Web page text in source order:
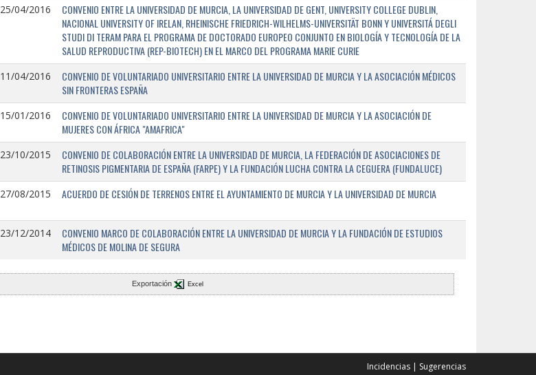
25/04/2016
CONVENIO ENTRE LA UNIVERSIDAD DE MURCIA, LA UNIVERSIDAD DE GENT, UNIVERSITY COLLEGE DUBLIN,
NACIONAL UNIVERSITY OF IRELAN, RHEINISCHE FRIEDRICH-WILHELMS-UNIVERSITÄT BONN Y UNIVERSITÁ DEGLI
STUDI DI TERAM PARA EL PROGRAMA DE DOCTORADO EUROPEO CONJUNTO EN BIOLOGÍA Y TECNOLOGÍA DE LA
SALUD REPRODUCTIVA (REP-BIOTECH) EN EL MARCO DEL PROGRAMA MARIE CURIE
11/04/2016
CONVENIO DE VOLUNTARIADO UNIVERSITARIO ENTRE LA UNIVERSIDAD DE MURCIA Y LA ASOCIACIÓN MÉDICOS
SIN FRONTERAS ESPAÑA
15/01/2016
CONVENIO DE VOLUNTARIADO UNIVERSITARIO ENTRE LA UNIVERSIDAD DE MURCIA Y LA ASOCIACIÓN DE
MUJERES CON ÁFRICA "AMAFRICA"
23/10/2015
CONVENIO DE COLABORACIÓN ENTRE LA UNIVERSIDAD DE MURCIA, LA FEDERACIÓN DE ASOCIACIONES DE
RETINOSIS PIGMENTARIA DE ESPAÑA (FARPE) Y LA FUNDACIÓN LUCHA CONTRA LA CEGUERA (FUNDALUCE)
27/08/2015 ACUERDO DE CESIÓN DE TERRENOS ENTRE EL AYUNTAMIENTO DE MURCIA Y LA UNIVERSIDAD DE MURCIA
23/12/2014
CONVENIO MARCO DE COLABORACIÓN ENTRE LA UNIVERSIDAD DE MURCIA Y LA FUNDACIÓN DE ESTUDIOS
MÉDICOS DE MOLINA DE SEGURA
Exportación Excel
Incidencias Sugerencias